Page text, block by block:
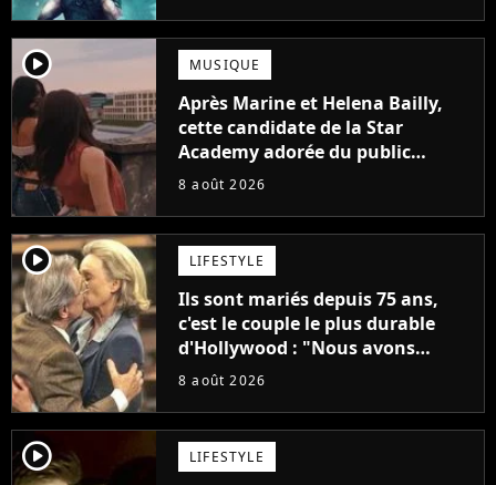
player2 MUSIQUE
Après Marine et Helena Bailly,
cette candidate de la Star
Academy adorée du public
annonce son premier album,
8 août 2026
player2 LIFESTYLE
Ils sont mariés depuis 75 ans,
c'est le couple le plus durable
d'Hollywood : "Nous avons
avancé jour après jour, et les
décennies"
8 août 2026
player2 LIFESTYLE